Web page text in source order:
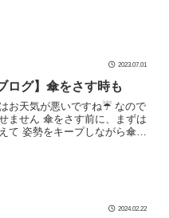
2023.07.01
ログ】傘をさす時も
お天気が悪いですね☔ なので
ません 傘をさす前に、まずは
て 姿勢をキープしながら傘を
2024.02.22